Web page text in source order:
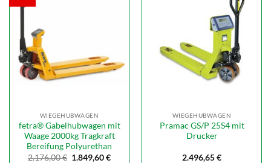
WIEGEHUBWAGEN
fetra® Gabelhubwagen mit
Waage 2000kg Tragkraft
Bereifung Polyurethan
2.176,00€ Ursprünglicher
1.849,60€Aktueller
WIEGEHUBWAGEN
Pramac GS/P 25S4 mit
Drucker
2.496,65€